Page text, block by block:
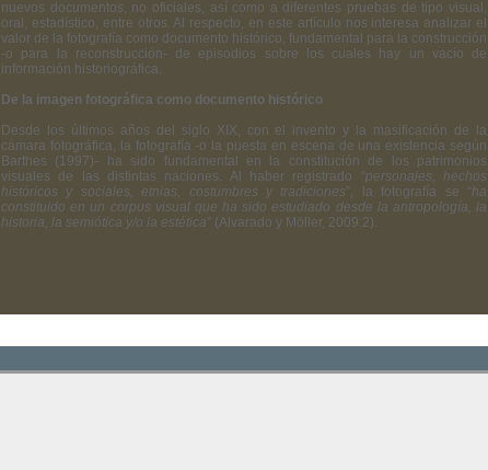
nuevos documentos, no oficiales, así como a diferentes pruebas de tipo visual,
oral, estadístico, entre otros. Al respecto, en este artículo nos interesa analizar el
valor de la fotografía como documento histórico, fundamental para la construcción
-o para la reconstrucción- de episodios sobre los cuales hay un vacío de
información historiográfica.
De la imagen fotográfica como documento histórico
Desde los últimos años del siglo XIX, con el invento y la masificación de la
cámara fotográfica, la fotografía -o la puesta en escena de una existencia según
Barthes (1997)- ha sido fundamental en la constitución de los patrimonios
visuales de las distintas naciones. Al haber registrado “ personajes, hechos
históricos y sociales, etnias, costumbres y tradiciones ”, la fotografía se “ha
constituido en un corpus visual que ha sido estudiado desde la antropología, la
historia, la semiótica y/o la estética ” (Alvarado y Möller, 2009:2).